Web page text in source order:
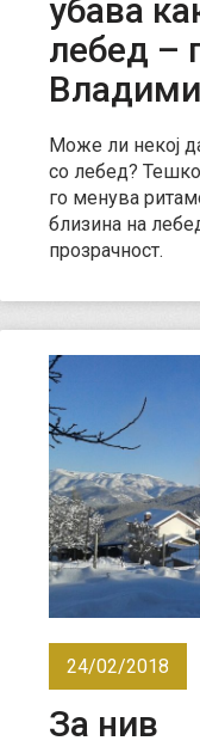
убава
лебед –
Може ли некој
со лебед?
го менува
близина на
прозрачност.
24/02/2018
За нив